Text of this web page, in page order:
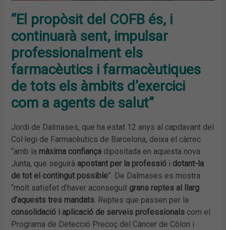
“El propòsit del COFB és, i
continuarà sent, impulsar
professionalment els
farmacèutics i farmacèutiques
de tots els àmbits d’exercici
com a agents de salut”
Jordi de Dalmases, que ha estat 12 anys al capdavant del
Col·legi de Farmacèutics de Barcelona, deixa el càrrec
“amb la màxima confiança dipositada en aquesta nova
Junta, que seguirà apostant per la professió i dotant-la
de tot el contingut possible”. De Dalmases es mostra
“molt satisfet d’haver aconseguit grans reptes al llarg
d’aquests tres mandats. Reptes que passen per la
consolidació i aplicació de serveis professionals com el
Programa de Detecció Precoç del Càncer de Còlon i